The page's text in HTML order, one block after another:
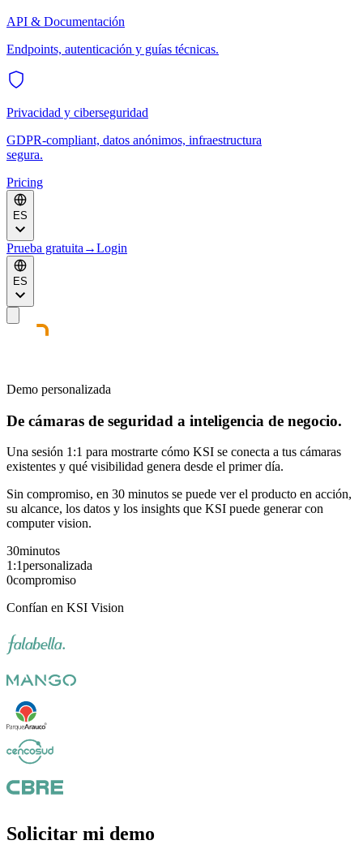
API & Documentación
Endpoints, autenticación y guías técnicas.
Privacidad y ciberseguridad
GDPR-compliant, datos anónimos, infraestructura
segura.
Pricing
ES
Prueba gratuita →Login
ES
Demo personalizada
De cámaras de seguridad a inteligencia de negocio.
Una sesión 1:1 para mostrarte cómo KSI se conecta a tus cámaras
existentes y qué visibilidad genera desde el primer día.
Sin compromiso, en 30 minutos se puede ver el producto en acción,
su alcance, los datos y los insights que KSI puede generar con
computer vision.
30minutos
1:1personalizada
0compromiso
Confían en KSI Vision
Solicitar mi demo